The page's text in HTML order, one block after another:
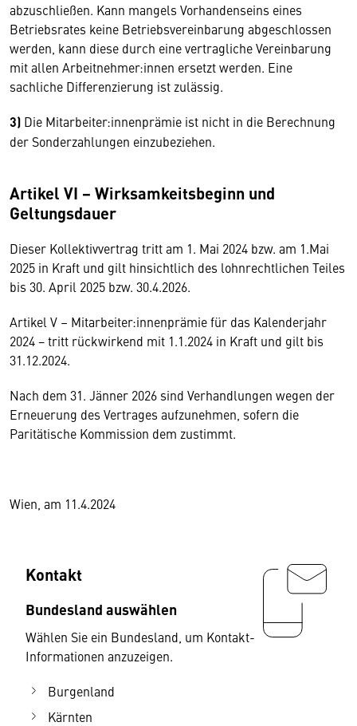
abzuschließen. Kann mangels Vorhandenseins eines
Betriebsrates keine Betriebsvereinbarung abgeschlossen
werden, kann diese durch eine vertragliche Vereinbarung
mit allen Arbeitnehmer:innen ersetzt werden. Eine
sachliche Differenzierung ist zulässig.
3) Die Mitarbeiter:innenprämie ist nicht in die Berechnung
der Sonderzahlungen einzubeziehen.
Artikel VI − Wirksamkeitsbeginn und
Geltungsdauer
Dieser Kollektivvertrag tritt am 1. Mai 2024 bzw. am 1.Mai
2025 in Kraft und gilt hinsichtlich des lohnrechtlichen Teiles
bis 30. April 2025 bzw. 30.4.2026.
Artikel V – Mitarbeiter:innenprämie für das Kalenderjahr
2024 − tritt rückwirkend mit 1.1.2024 in Kraft und gilt bis
31.12.2024.
Nach dem 31. Jänner 2026 sind Verhandlungen wegen der
Erneuerung des Vertrages aufzunehmen, sofern die
Paritätische Kommission dem zustimmt.
Wien, am 11.4.2024
Kontakt
Bundesland auswählen
Wählen Sie ein Bundesland, um Kontakt-
Informationen anzuzeigen.
Burgenland
Kärnten